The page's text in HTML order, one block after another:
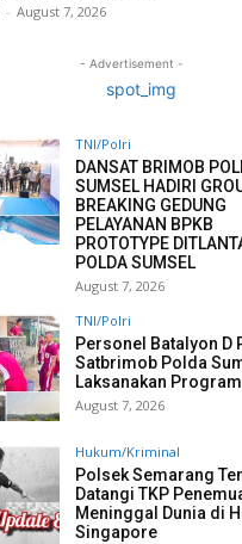
- August 7, 2026
- Advertisement -
TNI/Polri
DANSAT BRIMOB
SUMSEL HADIRI
BREAKING GEDUNG
PELAYANAN BPKB
PROTOTYPE
POLDA SUMSEL
August 7, 2026
TNI/Polri
Personel Batalyon D
Satbrimob Polda
Laksanakan Program
August 7, 2026
Hukum/Kriminal
Polsek Semarang
Datangi TKP
Meninggal Dunia di
Singapore